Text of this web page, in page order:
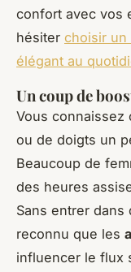
confort avec vos
hésiter choisir un
élégant au
Un coup de
Vous connaissez
ou de doigts un
Beaucoup de
des heures
Sans entrer
reconnu que les
influencer le flux